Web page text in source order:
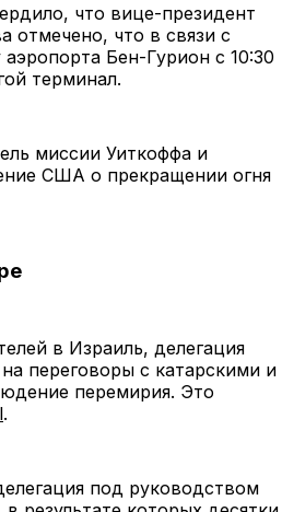
что вице-президент
отмечено, что в связи с
Бен-Гурион с 10:30
терминал.
миссии Уиткоффа и
США о прекращении огня
в Израиль, делегация
переговоры с катарскими и
перемирия. Это
.
под руководством